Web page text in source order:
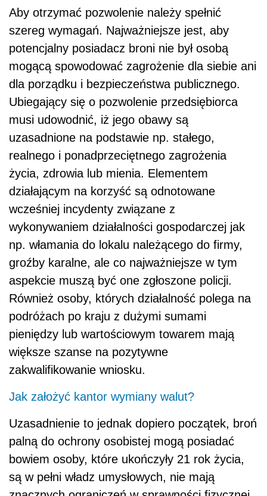
Aby otrzymać pozwolenie należy spełnić
szereg wymagań. Najważniejsze jest, aby
potencjalny posiadacz broni nie był osobą
mogącą spowodować zagrożenie dla siebie ani
dla porządku i bezpieczeństwa publicznego.
Ubiegający się o pozwolenie przedsiębiorca
musi udowodnić, iż jego obawy są
uzasadnione na podstawie np. stałego,
realnego i ponadprzeciętnego zagrożenia
życia, zdrowia lub mienia. Elementem
działającym na korzyść są odnotowane
wcześniej incydenty związane z
wykonywaniem działalności gospodarczej jak
np. włamania do lokalu należącego do firmy,
groźby karalne, ale co najważniejsze w tym
aspekcie muszą być one zgłoszone policji.
Również osoby, których działalność polega na
podróżach po kraju z dużymi sumami
pieniędzy lub wartościowym towarem mają
większe szanse na pozytywne
zakwalifikowanie wniosku.
Jak założyć kantor wymiany walut?
Uzasadnienie to jednak dopiero początek, broń
palną do ochrony osobistej mogą posiadać
bowiem osoby, które ukończyły 21 rok życia,
są w pełni władz umysłowych, nie mają